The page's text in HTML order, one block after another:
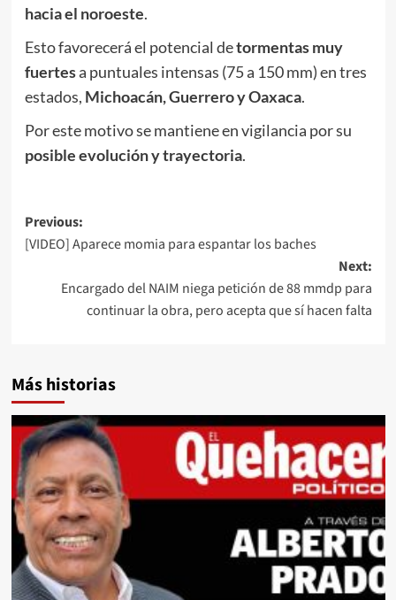
hacia el noroeste.
Esto favorecerá el potencial detormentas muy
fuertesa puntuales intensas (75 a 150 mm) en tres
estados, Michoacán, Guerrero y Oaxaca.
Por este motivo se mantiene en vigilancia por su
posible evolución y trayectoria.
Post
navigation
Previous:
[VIDEO] Aparece momia para espantar los baches
Next:
Encargado del NAIM niega petición de 88 mmdp para
continuar la obra, pero acepta que sí hacen falta
Más historias